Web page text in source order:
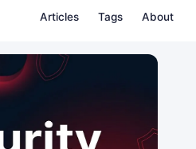
Articles Tags About